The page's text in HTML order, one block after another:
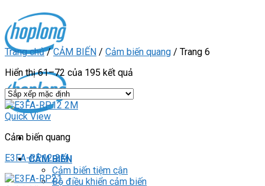
content
CẢM BIẾN
Cảm biến tiệm cận
Bộ điều khiển cảm biến
Trang chủ / CẢM BIẾN / Cảm biến quang / Trang 6
Hiển thị 61–72 của 195 kết quả
Quick View
Cảm biến quang
E3FA-RP12 2M